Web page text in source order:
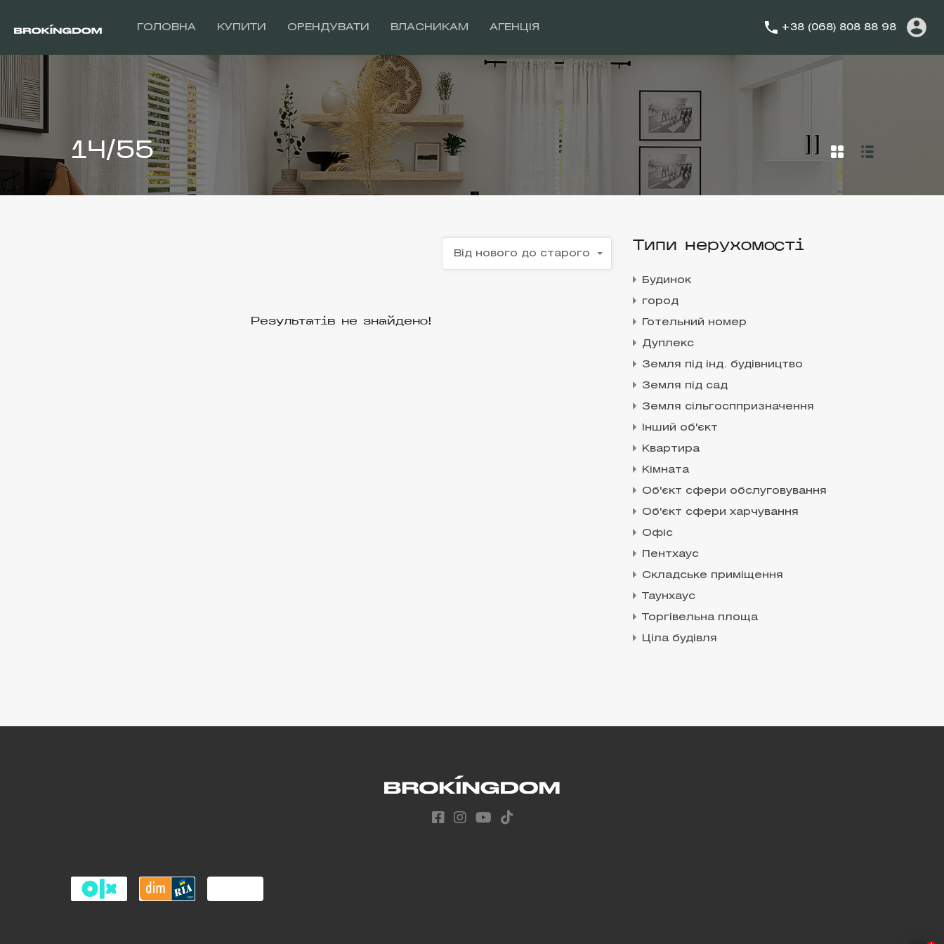
ГОЛОВНА КУПИТИ ОРЕНДУВАТИ ВЛАСНИКАМ АГЕНЦІЯ +38 (068) 808 88 98
14/55
Від нового до старого
Результатів не знайдено!
Типи нерухомості
Будинок
город
Готельний номер
Дуплекс
Земля під інд. будівництво
Земля під сад
Земля сільгосппризначення
Інший об'єкт
Квартира
Кімната
Об'єкт сфери обслуговування
Об'єкт сфери харчування
Офіс
Пентхаус
Складське приміщення
Таунхаус
Торгівельна площа
Ціла будівля